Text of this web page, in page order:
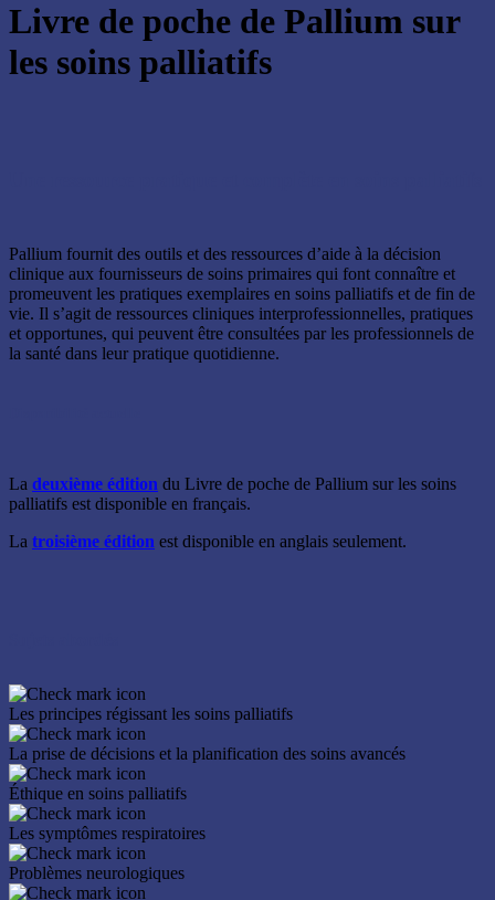
Livre de poche de Pallium sur
les soins palliatifs
Pallium fournit des outils et des ressources d’aide à la décision
clinique aux fournisseurs de soins primaires qui font connaître et
promeuvent les pratiques exemplaires en soins palliatifs et de fin de
vie. Il s’agit de ressources cliniques interprofessionnelles, pratiques
et opportunes, qui peuvent être consultées par les professionnels de
la santé dans leur pratique quotidienne.
La deuxième édition du Livre de poche de Pallium sur les soins
palliatifs est disponible en français.
La troisième édition est disponible en anglais seulement.
Les principes régissant les soins palliatifs
La prise de décisions et la planification des soins avancés
Éthique en soins palliatifs
Les symptômes respiratoires
Problèmes neurologiques